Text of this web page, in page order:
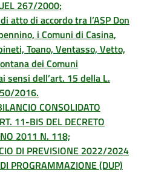
267/2000;
atto di accordo tra l’ASP Don
i Comuni di Casina,
Toano, Ventasso, Vetto,
dei Comuni
sensi dell’art. 15 della L.
2016.
CONSOLIDATO
11-BIS DEL DECRETO
2011 N. 118;
DI PREVISIONE 2022/2024
PROGRAMMAZIONE (DUP)